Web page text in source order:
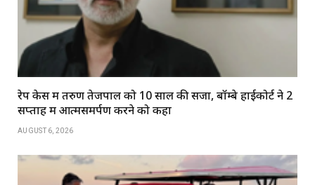
रेप केस में तरुण तेजपाल को 10 साल की सजा, बॉम्बे हाईकोर्ट ने 2
सप्ताह में आत्मसमर्पण करने को कहा
AUGUST 6, 2026